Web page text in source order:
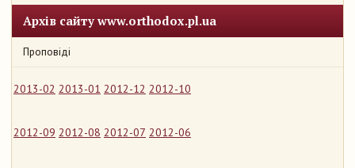
Архів сайту www.orthodox.pl.ua
Проповіді
2013-02 2013-01 2012-12 2012-10
2012-09 2012-08 2012-07 2012-06